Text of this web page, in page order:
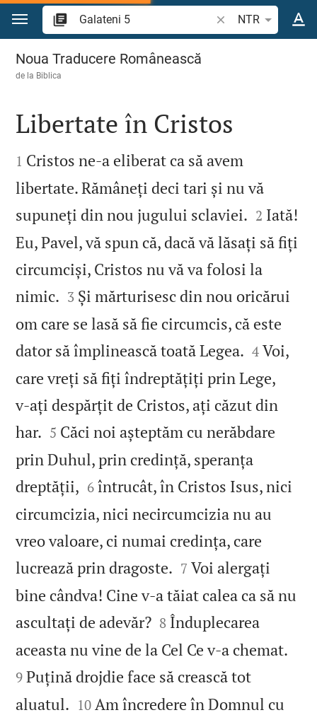
Sari la conținut
Căutați un verset
NTR
Galateni 5
Noua Traducere Românească
de la Biblica

Libertate în Cristos

1 Cristos ne‑a eliberat ca să avem
libertate. Rămâneți deci tari și nu vă
supuneți din nou jugului sclaviei. 

2 Iată!
Eu, Pavel, vă spun că, dacă vă lăsați să fiți
circumciși, Cristos nu vă va folosi la
nimic. 

3 Și mărturisesc din nou oricărui
om care se lasă să fie circumcis, că este
dator să împlinească toată Legea. 

4 Voi,
care vreți să fiți îndreptățiți prin Lege,
v‑ați despărțit de Cristos, ați căzut din
har. 

5 Căci noi așteptăm cu nerăbdare
prin Duhul, prin credință, speranța
dreptății, 

6 întrucât, în Cristos Isus, nici
circumcizia, nici necircumcizia nu au
vreo valoare, ci numai credința, care
lucrează prin dragoste. 

7 Voi alergați
bine cândva! Cine v‑a tăiat calea ca să nu
ascultați de adevăr?
8 Înduplecarea
aceasta nu vine de la Cel Ce v‑a chemat.
9 Puțină drojdie face să crească tot
aluatul. 

10 Am încredere în Domnul cu